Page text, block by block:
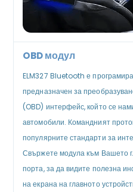
OBD модул
ELM327 Bluetooth е
предназначен за
(OBD) интерфейс, който се
автомобили. Командният
популярните стандарти за
Свържете модула към Вашето
порта, за да видите полезна
на екрана на главното